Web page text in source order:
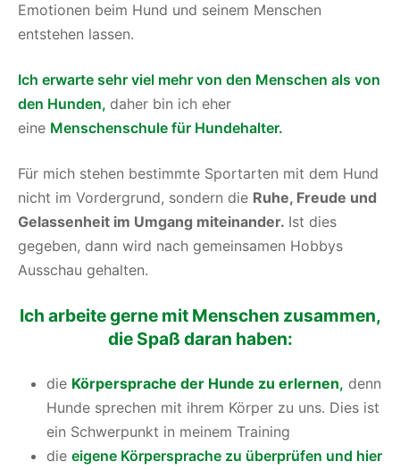
Emotionen beim Hund und seinem Menschen
entstehen lassen.
Ich erwarte sehr viel mehr von den Menschen als von
den Hunden, daher bin ich eher
eine Menschenschule für Hundehalter.
Für mich stehen bestimmte Sportarten mit dem Hund
nicht im Vordergrund, sondern die Ruhe, Freude und
Gelassenheit im Umgang miteinander. Ist dies
gegeben, dann wird nach gemeinsamen Hobbys
Ausschau gehalten.
Ich arbeite gerne mit Menschen zusammen,
die Spaß daran haben:
die Körpersprache der Hunde zu erlernen, denn
Hunde sprechen mit ihrem Körper zu uns. Dies ist
ein Schwerpunkt in meinem Training
die eigene Körpersprache zu überprüfen und hier